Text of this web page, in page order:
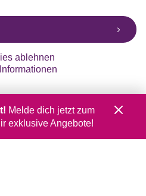
ablehnen
Melde dich jetzt zum
exklusive Angebote!